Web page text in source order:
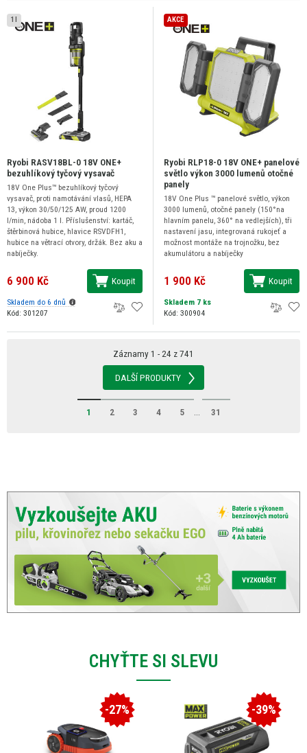
1 l
Ryobi RASV18BL-0 18V ONE+
bezuhlíkový tyčový vysavač
18V One Plus™ bezuhlíkový tyčový
vysavač, proti namotávání vlasů, HEPA
13, výkon 30/50/125 AW, proud 1200
l/min, nádoba 1 l. Příslušenství: kartáč,
štěrbinová hubice, hlavice RSVDFH1,
hubice na větrací otvory, držák. Bez aku a
nabíječky.
6 900 Kč Koupit
Skladem do 6 dnů
Kód: 301207
AKCE
Ryobi RLP18-0 18V ONE+ panelové
světlo výkon 3000 lumenů otočné
panely
18V One Plus ™ panelové světlo, výkon
3000 lumenů, otočné panely (150°na
hlavním panelu, 360° na vedlejších), tři
nastavení jasu, integrovaná rukojeť a
možnost montáže na trojnožku, bez
akumulátoru a nabíječky
1 900 Kč Koupit
Skladem 7 ks
Kód: 300904
Záznamy 1 - 24 z 741
DALŠÍ PRODUKTY
1 2 3 4 5 31
CHYŤTE SI SLEVU
-27% -39%